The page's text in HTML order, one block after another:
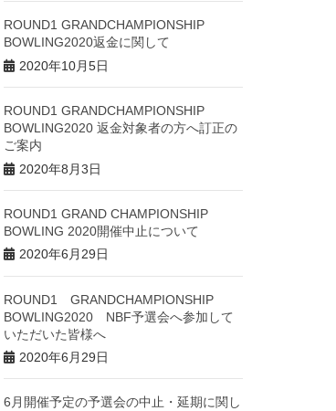
ROUND1 GRANDCHAMPIONSHIP
BOWLING2020返金に関して
2020年10月5日
ROUND1 GRANDCHAMPIONSHIP
BOWLING2020 返金対象者の方へ訂正の
ご案内
2020年8月3日
ROUND1 GRAND CHAMPIONSHIP
BOWLING 2020開催中止について
2020年6月29日
ROUND1 GRANDCHAMPIONSHIP
BOWLING2020 NBF予選会へ参加して
いただいた皆様へ
2020年6月29日
6月開催予定の予選会の中止・延期に関し